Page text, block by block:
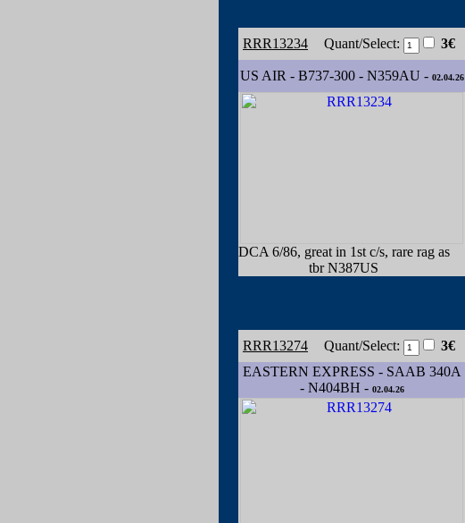
RRR13234 Quant/Select: 3€
US AIR - B737-300 - N359AU - 02.04.26
DCA 6/86, great in 1st c/s, rare rag as
tbr N387US
RRR13274 Quant/Select:
3€
EASTERN EXPRESS - SAAB 340A
- N404BH - 02.04.26